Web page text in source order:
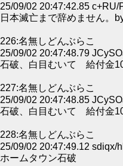
25/09/02 20:47:42.85 c+RU/
日本滅亡まで辞めません。
226:名無しどんぶらこ
25/09/02 20:47:48.79
石破、白目むいて 給付金
227:名無しどんぶらこ
25/09/02 20:47:48.85
石破、白目むいて 給付金
228:名無しどんぶらこ
25/09/02 20:47:49.12 sdiqx/
ホームタウン石破